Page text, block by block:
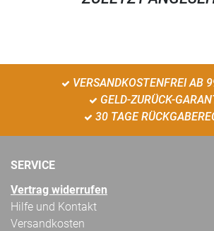
VERSANDKOSTENFREI AB
GELD-ZURÜCK-
30 TAGE
SERVICE
Vertrag widerrufen
Hilfe und Kontakt
Versandkosten